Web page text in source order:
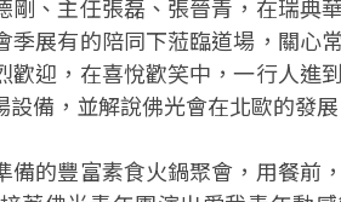
剛、主任張磊、張晉青，在瑞典
季展有的陪同下蒞臨道場，關心
迎，在喜悅歡笑中，一行人進
備，並解說佛光會在北歐的發展
備的豐富素食火鍋聚會，用餐前